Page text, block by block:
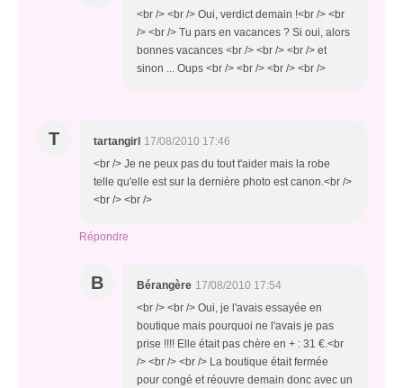
<br /> <br /> Oui, verdict demain !<br /> <br
/> <br /> Tu pars en vacances ? Si oui, alors
bonnes vacances <br /> <br /> <br /> et
sinon ... Oups <br /> <br /> <br /> <br />
T tartangirl 17/08/2010 17:46
<br /> Je ne peux pas du tout t'aider mais la robe
telle qu'elle est sur la dernière photo est canon.<br />
<br /> <br />
Répondre
B Bérangère 17/08/2010 17:54
<br /> <br /> Oui, je l'avais essayée en
boutique mais pourquoi ne l'avais je pas
prise !!!! Elle était pas chère en + : 31 €.<br
/> <br /> <br /> La boutique était fermée
pour congé et réouvre demain donc avec un